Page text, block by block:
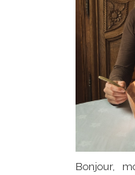
Bonjour,